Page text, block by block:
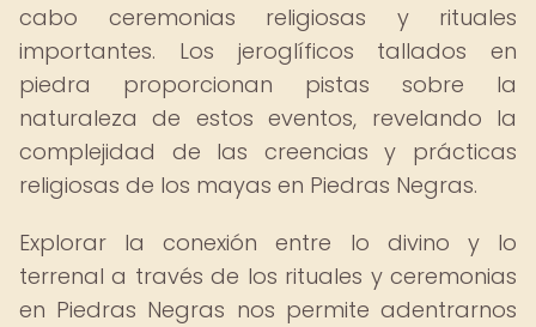
cabo ceremonias religiosas y rituales
importantes. Los jeroglíficos tallados en
piedra proporcionan pistas sobre la
naturaleza de estos eventos, revelando la
complejidad de las creencias y prácticas
religiosas de los mayas en Piedras Negras.
Explorar la conexión entre lo divino y lo
terrenal a través de los rituales y ceremonias
en Piedras Negras nos permite adentrarnos